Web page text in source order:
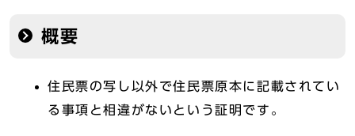
概要
住民票の写し以外で住民票原本に記載されてい
る事項と相違がないという証明です。